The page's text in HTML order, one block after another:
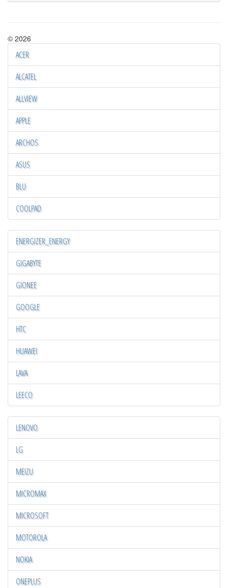
© 2026
ACER
ALCATEL
ALLVIEW
APPLE
ARCHOS
ASUS
BLU
COOLPAD
ENERGIZER_ENERGY
GIGABYTE
GIONEE
GOOGLE
HTC
HUAWEI
LAVA
LEECO
LENOVO
LG
MEIZU
MICROMAX
MICROSOFT
MOTOROLA
NOKIA
ONEPLUS